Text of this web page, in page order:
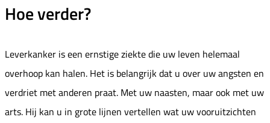
Hoe verder?
Leverkanker is een ernstige ziekte die uw leven helemaal
overhoop kan halen. Het is belangrijk dat u over uw angsten en
verdriet met anderen praat. Met uw naasten, maar ook met uw
arts. Hij kan u in grote lijnen vertellen wat uw vooruitzichten